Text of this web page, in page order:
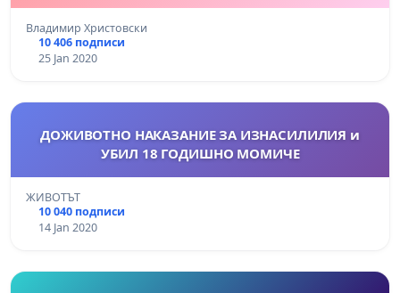
Владимир Христовски
10 406 подписи
25 Jan 2020
ДОЖИВОТНО НАКАЗАНИЕ ЗА ИЗНАСИЛИЛИЯ и
УБИЛ 18 ГОДИШНО МОМИЧЕ
ЖИВОТЪТ
10 040 подписи
14 Jan 2020